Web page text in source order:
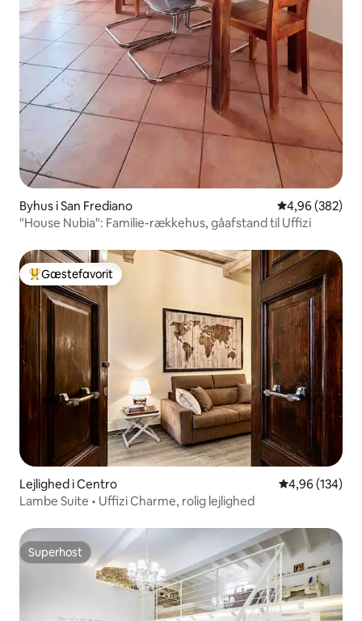
Byhus i San Frediano 4,96 ud af 5 i
4,96 (382)
"House Nubia": Familie-rækkehus, gåafstand til Uffizi
Bedste gæstefavorit
Gæstefavorit
Lejlighed i Centro 4,96 ud af 5 i
4,96 (134)
Lambe Suite • Uffizi Charme, rolig lejlighed
Superhost
Superhost